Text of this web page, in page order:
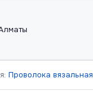
Проволока вязальная